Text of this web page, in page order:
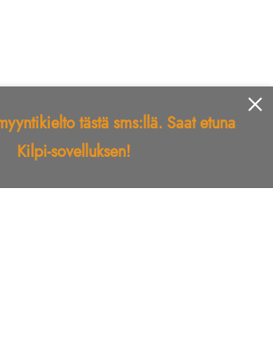
tästä sms:llä. Saat etuna
Kilpi-sovelluksen!